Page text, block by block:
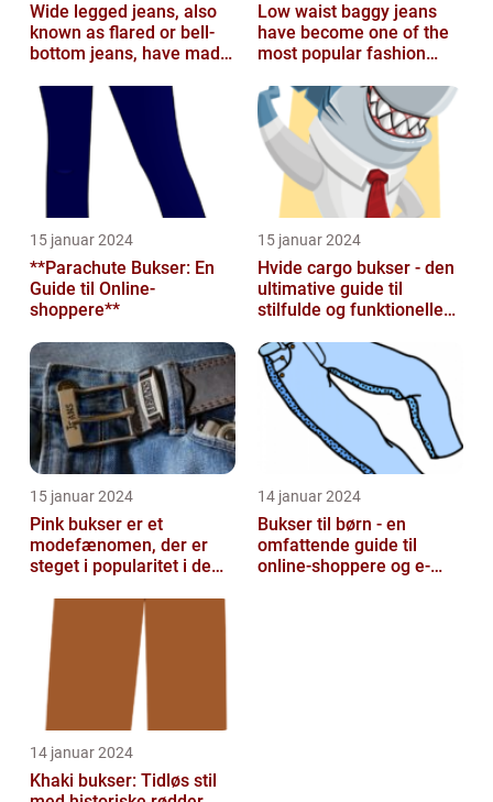
Wide legged jeans, also
known as flared or bell-
bottom jeans, have made
fash...
Low waist baggy jeans
have become one of the
most popular fashion
15 januar 2024
**Parachute Bukser: En
Guide til Online-
shoppere**
15 januar 2024
Hvide cargo bukser - den
ultimative guide til
stilfulde og funktionelle
15 januar 2024
Pink bukser er et
modefænomen, der er
steget i popularitet i de
14 januar 2024
Bukser til børn - en
omfattende guide til
online-shoppere og e-
14 januar 2024
Khaki bukser: Tidløs stil